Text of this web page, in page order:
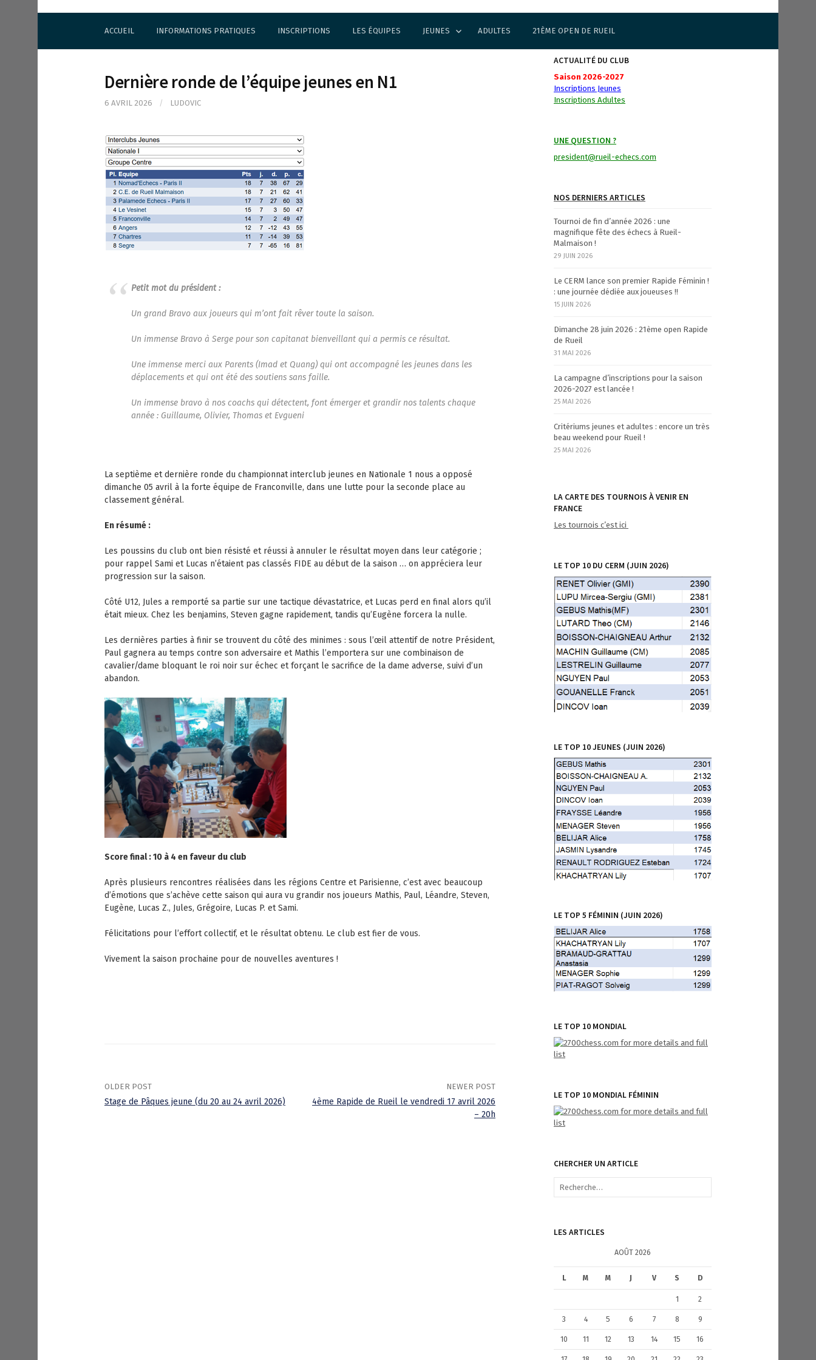
ACCUEIL INFORMATIONS PRATIQUES INSCRIPTIONS LES ÉQUIPES JEUNES ADULTES 21ÈME OPEN DE RUEIL
Dernière ronde de l’équipe jeunes en N1
6 AVRIL 2026 / LUDOVIC
Petit mot du président :
Un grand Bravo aux joueurs qui m’ont fait rêver toute la saison.
Un immense Bravo à Serge pour son capitanat bienveillant qui a permis ce résultat.
Une immense merci aux Parents (Imad et Quang) qui ont accompagné les jeunes dans les
déplacements et qui ont été des soutiens sans faille.
Un immense bravo à nos coachs qui détectent, font émerger et grandir nos talents chaque
année : Guillaume, Olivier, Thomas et Evgueni
La septième et dernière ronde du championnat interclub jeunes en Nationale 1 nous a opposé
dimanche 05 avril à la forte équipe de Franconville, dans une lutte pour la seconde place au
classement général.
En résumé :
Les poussins du club ont bien résisté et réussi à annuler le résultat moyen dans leur catégorie ;
pour rappel Sami et Lucas n’étaient pas classés FIDE au début de la saison … on appréciera leur
progression sur la saison.
Côté U12, Jules a remporté sa partie sur une tactique dévastatrice, et Lucas perd en final alors qu’il
était mieux. Chez les benjamins, Steven gagne rapidement, tandis qu’Eugène forcera la nulle.
Les dernières parties à finir se trouvent du côté des minimes : sous l’œil attentif de notre Président,
Paul gagnera au temps contre son adversaire et Mathis l’emportera sur une combinaison de
cavalier/dame bloquant le roi noir sur échec et forçant le sacrifice de la dame adverse, suivi d’un
abandon.
Score final : 10 à 4 en faveur du club
Après plusieurs rencontres réalisées dans les régions Centre et Parisienne, c’est avec beaucoup
d’émotions que s’achève cette saison qui aura vu grandir nos joueurs Mathis, Paul, Léandre, Steven,
Eugène, Lucas Z., Jules, Grégoire, Lucas P. et Sami.
Félicitations pour l’effort collectif, et le résultat obtenu. Le club est fier de vous.
Vivement la saison prochaine pour de nouvelles aventures !
OLDER POST
Stage de Pâques jeune (du 20 au 24 avril 2026)
NEWER POST
4ème Rapide de Rueil le vendredi 17 avril 2026
– 20h
ACTUALITÉ DU CLUB
Saison 2026-2027
Inscriptions Jeunes
Inscriptions Adultes
UNE QUESTION ?
president@rueil-echecs.com
NOS DERNIERS ARTICLES
Tournoi de fin d’année 2026 : une
magnifique fête des échecs à Rueil-
Malmaison !
29 JUIN 2026
Le CERM lance son premier Rapide Féminin !
: une journée dédiée aux joueuses !!
15 JUIN 2026
Dimanche 28 juin 2026 : 21ème open Rapide
de Rueil
31 MAI 2026
La campagne d’inscriptions pour la saison
2026-2027 est lancée !
25 MAI 2026
Critériums jeunes et adultes : encore un très
beau weekend pour Rueil !
25 MAI 2026
LA CARTE DES TOURNOIS À VENIR EN
FRANCE
Les tournois c’est ici
LE TOP 10 DU CERM (JUIN 2026)
LE TOP 10 JEUNES (JUIN 2026)
LE TOP 5 FÉMININ (JUIN 2026)
LE TOP 10 MONDIAL
LE TOP 10 MONDIAL FÉMININ
CHERCHER UN ARTICLE
R
r
:
LES ARTICLES
AOÛT 2026
L M M J V S D
1 2
3 4 5 6 7 8 9
10 11 12 13 14 15 16